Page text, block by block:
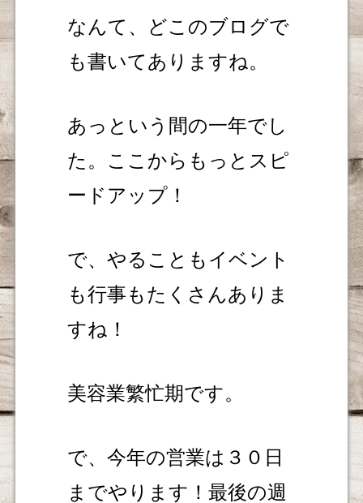
なんて、どこのブログで
も書いてありますね。
あっという間の一年でし
た。ここからもっとスピ
ードアップ！
で、やることもイベント
も行事もたくさんありま
すね！
美容業繁忙期です。
で、今年の営業は３０日
までやります！最後の週